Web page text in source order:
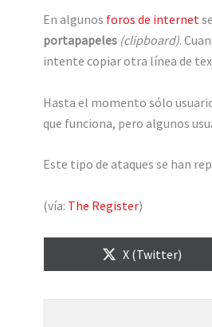
En algunos foros de internet
portapapeles (clipboard).
intente copiar otra línea de
Hasta el momento sólo
que funciona, pero algunos
Este tipo de ataques se han
(vía: The Register)
Compartir
en
X (Twitter)